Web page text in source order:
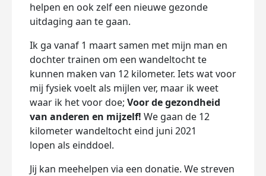
helpen en ook zelf een nieuwe gezonde
uitdaging aan te gaan.
Ik ga vanaf 1 maart samen met mijn man en
dochter trainen om een wandeltocht te
kunnen maken van 12 kilometer. Iets wat voor
mij fysiek voelt als mijlen ver, maar ik weet
waar ik het voor doe; Voor de gezondheid
van anderen en mijzelf! We gaan de 12
kilometer wandeltocht eind juni 2021
lopen als einddoel.
Jij kan meehelpen via een donatie. We streven